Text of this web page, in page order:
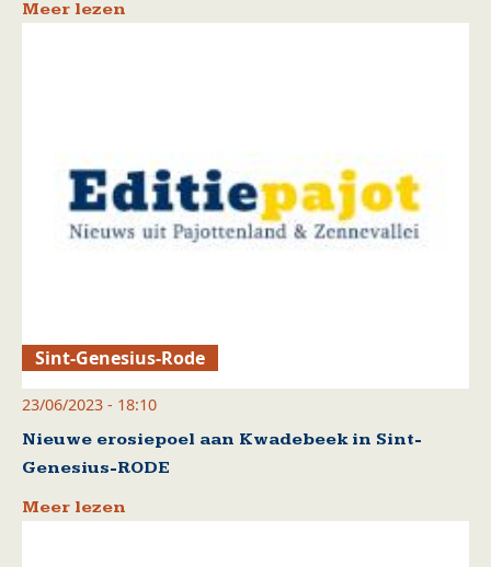
Meer lezen
Sint-Genesius-Rode
23/06/2023 - 18:10
Nieuwe erosiepoel aan Kwadebeek in Sint-
Genesius-RODE
Meer lezen